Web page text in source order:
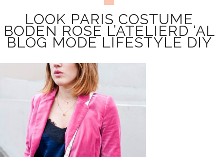
LOOK PARIS COSTUME
BODEN ROSE L’ATELIERD ‘AL
BLOG MODE LIFESTYLE DIY